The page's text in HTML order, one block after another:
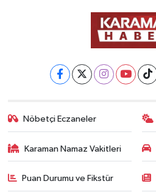
Nöbetçi Eczaneler
Karaman Namaz Vakitleri
Puan Durumu ve Fikstür